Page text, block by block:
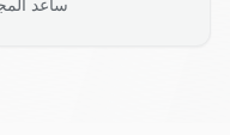
ساعد